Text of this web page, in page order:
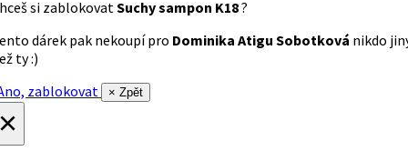
si zablokovatSuchy sampon K18?
dárek pak nekoupí pro Dominika Atigu Sobotková nikdo
ty :)
zablokovat
× Zpět